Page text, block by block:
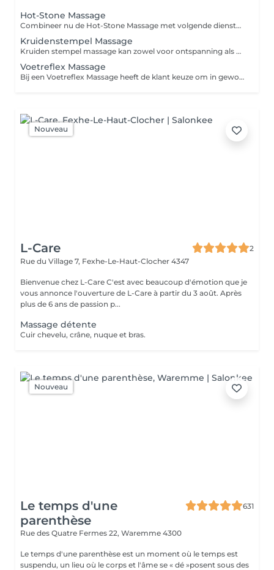
Hot-Stone Massage
Combineer nu de Hot-Stone Massage met volgende diensten en krijg €10 korting: *MOXA THERAPY *SOUND HEALING CONCERT *KRISTALLEN KLANK CONCERT *CHAKRA HEALING CONCERT
Kruidenstempel Massage
Kruiden stempel massage kan zowel voor ontspanning als voor revitalisering. Combineer nu de Kruidenstempel Massage met volgende diensten en krijg €10 korting: *MOXA THERAPY *SOUND HEALING CONCERT *KRISTALLEN KLANK CONCERT *CHAKRA HEALING CONCERT
Voetreflex Massage
Bij een Voetreflex Massage heeft de klant keuze om in gewone behandelstoel behandeld te worden of om op een elektrische massagetafel te gaan liggen, waarbij men en een lichaamsmassage en een voetreflexmassage tegelijk krijgt. Combineer nu de Voetreflex Massage met volgende diensten en krijg €10 korting: *MOXA THERAPY *SOUND HEALING CONCERT *KRISTALLEN KLANK CONCERT *CHAKRA HEALING CONCERT
Nouveau
L-Care
2
Rue du Village 7, Fexhe-Le-Haut-Clocher 4347
Bienvenue chez L-Care C'est avec beaucoup d'émotion que je
vous annonce l'ouverture de L-Care à partir du 3 août. Après
plus de 6 ans de passion p...
Massage détente
Cuir chevelu, crâne, nuque et bras.
Nouveau
Le temps d'une
parenthèse
631
Rue des Quatre Fermes 22, Waremme 4300
Le temps d'une parenthèse est un moment où le temps est
suspendu, un lieu où le corps et l'âme se « dé »posent sous des